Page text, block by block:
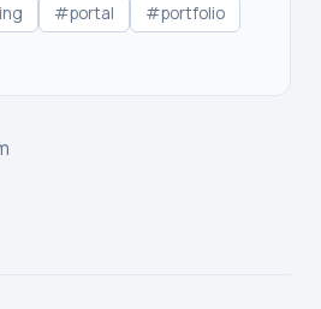
#portal
#portfolio